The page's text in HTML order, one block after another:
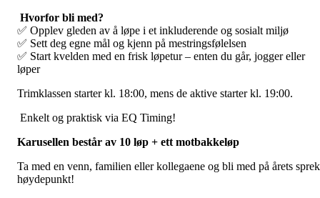
Hvorfor bli med?
✅ Opplev gleden av å løpe i et inkluderende og sosialt miljø
✅ Sett deg egne mål og kjenn på mestringsfølelsen
✅ Start kvelden med en frisk løpetur – enten du går, jogger eller
løper
Trimklassen starter kl. 18:00, mens de aktive starter kl. 19:00.
Enkelt og praktisk via EQ Timing!
Karusellen består av 10 løp + ett motbakkeløp
Ta med en venn, familien eller kollegaene og bli med på årets
høydepunkt!